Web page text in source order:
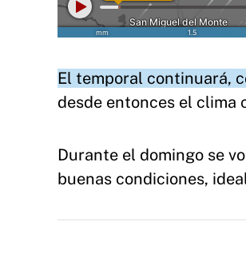
El temporal continuará,
desde entonces el clima
Durante el domingo se
buenas condiciones,